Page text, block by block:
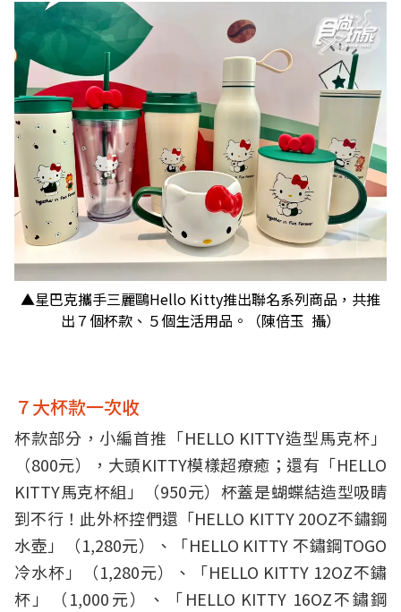
▲星巴克攜手三麗鷗Hello Kitty推出聯名系列商品，共推
出７個杯款、５個生活用品。（陳倍玉 攝）
７大杯款一次收
杯款部分，小編首推「HELLO KITTY造型馬克杯」
（800元），大頭KITTY模樣超療癒；還有「HELLO
KITTY馬克杯組」（950元）杯蓋是蝴蝶結造型吸睛
到不行！此外杯控們還「HELLO KITTY 20OZ不鏽鋼
水壺」（1,280元）、「HELLO KITTY 不鏽鋼TOGO
冷水杯」（1,280元）、「HELLO KITTY 12OZ不鏽
杯」（1,000元）、「HELLO KITTY 16OZ不鏽鋼